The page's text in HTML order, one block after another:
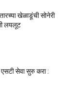
खेळाडूंची सोनेरी
लयलूट
एसटी सेवा सुरु करा :